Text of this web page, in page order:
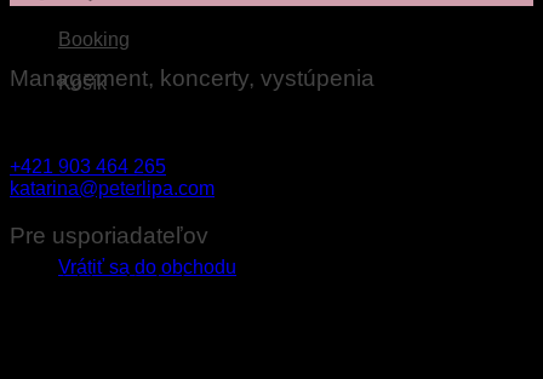
Booking
Košík
Žiadne produkty v košíku.
Vrátiť sa do obchodu
Management, koncerty, vystúpenia
+421 903 464 265
katarina@peterlipa.com
Pre usporiadateľov
Technické požiadavky na ozvučenie pre usporiadateľov